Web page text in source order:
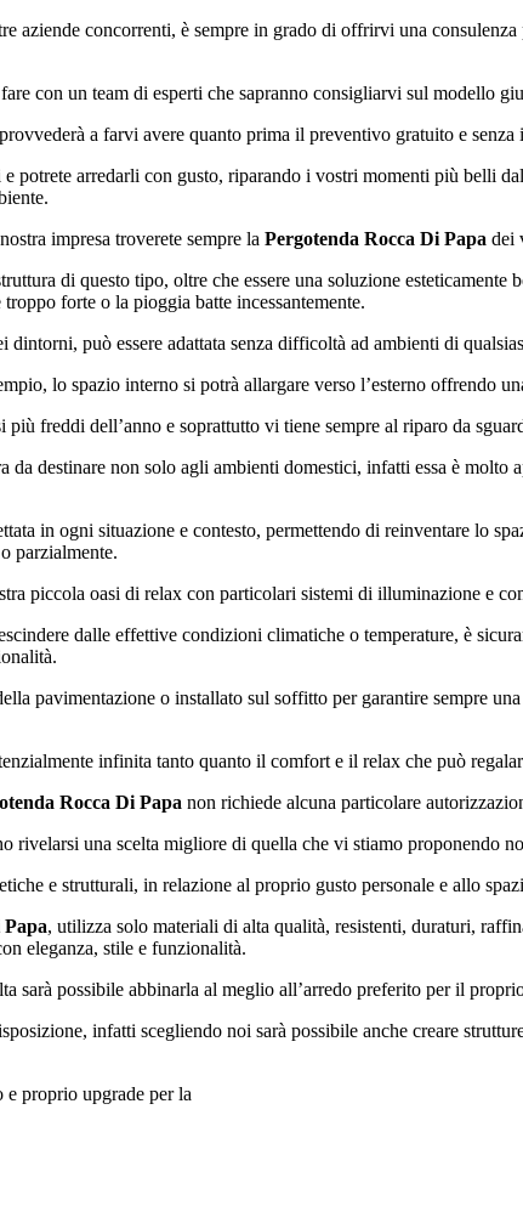
aziende concorrenti, è sempre in grado di offrirvi una
con un team di esperti che sapranno consigliarvi sul modello
a farvi avere quanto prima il preventivo gratuito e
arredarli con gusto, riparando i vostri momenti più belli
impresa troverete sempre la Pergotenda Rocca Di Papa dei
di questo tipo, oltre che essere una soluzione esteticamente
forte o la pioggia batte incessantemente.
può essere adattata senza difficoltà ad ambienti di
lo spazio interno si potrà allargare verso l’esterno offrendo
freddi dell’anno e soprattutto vi tiene sempre al riparo da
da destinare non solo agli ambienti domestici, infatti essa è
in ogni situazione e contesto, permettendo di reinventare lo
parzialmente.
piccola oasi di relax con particolari sistemi di illuminazione e
dalle effettive condizioni climatiche o temperature, è
pavimentazione o installato sul soffitto per garantire sempre
infinita tanto quanto il comfort e il relax che può
Rocca Di Papa non richiede alcuna particolare
rivelarsi una scelta migliore di quella che vi stiamo proponendo
e strutturali, in relazione al proprio gusto personale e allo
, utilizza solo materiali di alta qualità, resistenti, duraturi,
eleganza, stile e funzionalità.
sarà possibile abbinarla al meglio all’arredo preferito per il
infatti scegliendo noi sarà possibile anche creare
e proprio upgrade per la